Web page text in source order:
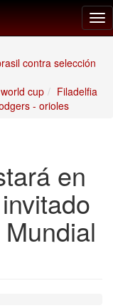
contra selección
cup
Filadelfia
- orioles
en